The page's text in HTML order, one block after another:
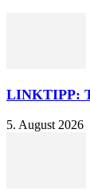
LINKTIPP:
5. August 2026